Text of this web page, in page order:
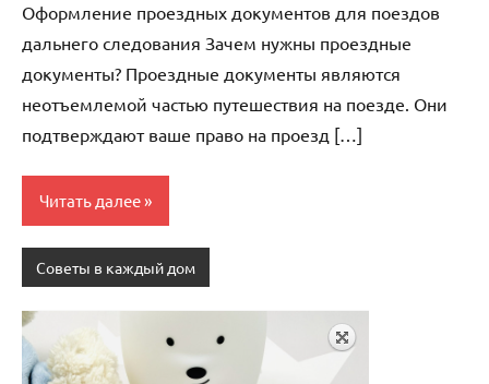
Оформление проездных документов для поездов
дальнего следования Зачем нужны проездные
документы? Проездные документы являются
неотъемлемой частью путешествия на поезде. Они
подтверждают ваше право на проезд […]
Читать далее
Советы в каждый дом